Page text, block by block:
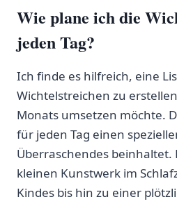
Wie plane ich ⁤die
jeden Tag?
Ich finde es hilfreich, eine
⁢Wichtelstreichen zu
Monats umsetzen möchte.
für ⁣jeden Tag einen
Überraschendes ⁤beinhaltet.
kleinen Kunstwerk im
Kindes ⁢bis hin zu​ einer